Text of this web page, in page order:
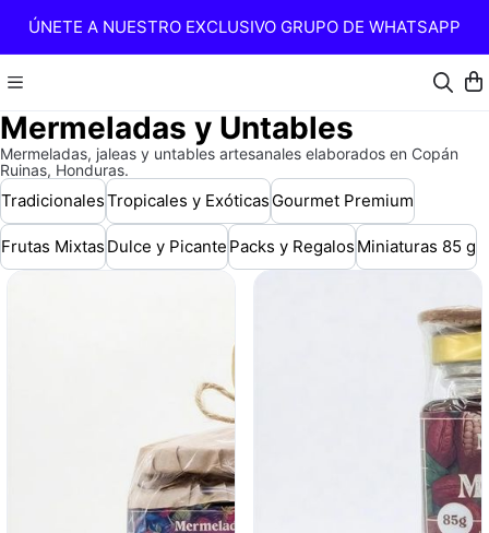
ÚNETE A NUESTRO EXCLUSIVO GRUPO DE WHATSAPP
Mermeladas y Untables
Mermeladas, jaleas y untables artesanales elaborados en Copán
Ruinas, Honduras.
TradicionalesTropicales y Exóticas Gourmet Premium
Frutas Mixtas Dulce y Picante Packs y Regalos Miniaturas 85 g